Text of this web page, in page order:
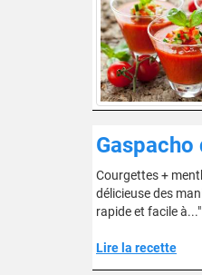
Courgettes +
délicieuse des
rapide et facile à..."
Lire la recette